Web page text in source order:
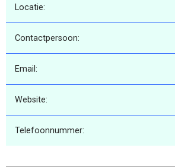
Locatie:
Contactpersoon:
Email:
Website:
Telefoonnummer: